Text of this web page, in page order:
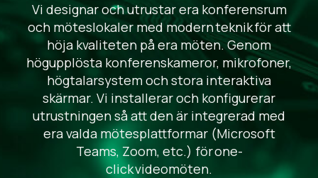
Vi designar och utrustar era konferensrum
och möteslokaler med modern teknik för att
höja kvaliteten på era möten. Genom
högupplösta konferenskameror, mikrofoner,
högtalarsystem och stora interaktiva
skärmar. Vi installerar och konfigurerar
utrustningen så att den är integrerad med
era valda mötesplattformar (Microsoft
Teams, Zoom, etc.) för one-
click videomöten.